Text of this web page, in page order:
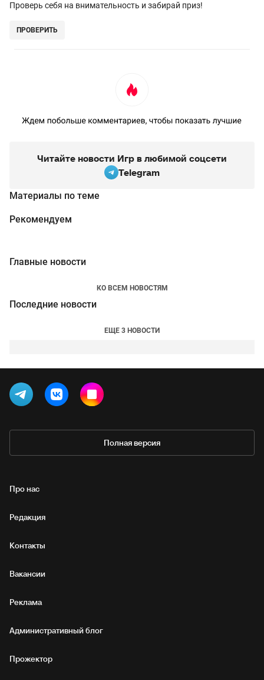
Проверь себя на внимательность и забирай приз!
ПРОВЕРИТЬ
Читайте новости Игр в любимой соцсети
Telegram
Материалы по теме
Рекомендуем
Главные новости
КО ВСЕМ НОВОСТЯМ
Последние новости
ЕЩЕ 3 НОВОСТИ
Полная версия
Про нас
Редакция
Контакты
Вакансии
Реклама
Административный блог
Прожектор